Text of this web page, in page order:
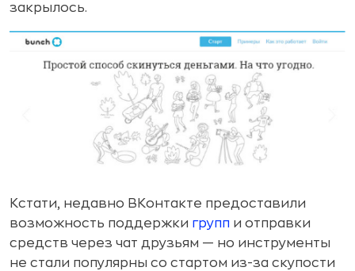
закрылось.
Кстати, недавно ВКонтакте предоставили
возможность поддержки групп и отправки
средств через чат друзьям — но инструменты
не стали популярны со стартом из-за скупости